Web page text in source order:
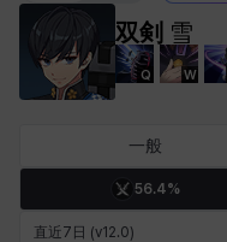
イアン イ
カーラ ガーネット キ
双剣 雪
Q W
一般
56.4%
直近7日 (v12.0)